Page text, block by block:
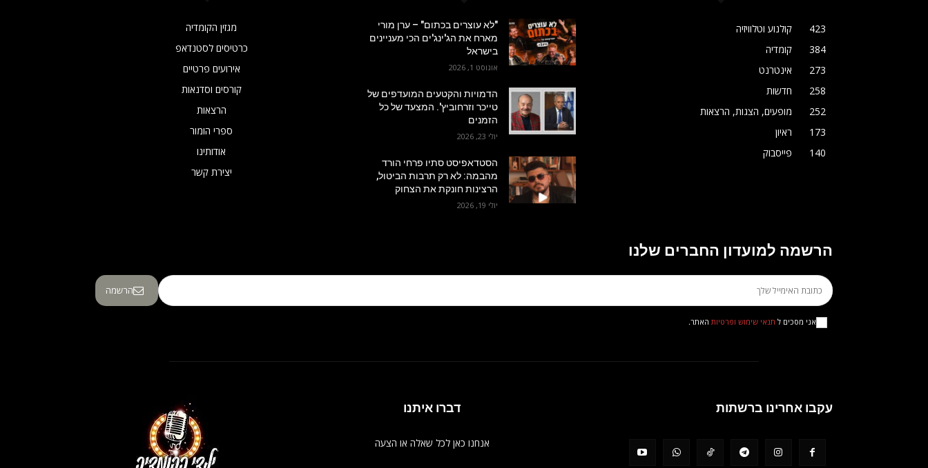
מגזין הקומדיה
כרטיסים לסטנדאפ
אירועים פרטיים
קורסים וסדנאות
הרצאות
ספרי הומור
אודותינו
יצירת קשר
"לא עוצרים בכתום" – ערן מורי
מארח את הג'ינג'ים הכי מעניינים
בישראל
אוגוסט 1, 2026
הדמויות והקטעים המועדפים של
טייכר וזרחוביץ'. המצעד של כל
הזמנים
יולי 23, 2026
הסטדאפיסט סתיו פרחי הורד
מהבמה: לא רק תרבות הביטול,
הרצינות חונקת את הצחוק
יולי 19, 2026
קולנוע וטלוויזיה
423
קומדיה
384
אינטרנט
273
חדשות
258
מופעים, הצגות, הרצאות
252
ראיון
173
פייסבוק
140
הרשמה למועדון החברים שלנו
הרשמה
אני מסכים ל תנאי שימוש ופרטיותהאתר.
דברו איתנו
אנחנו כאן לכל שאלה או הצעה
עקבו אחרינו ברשתות